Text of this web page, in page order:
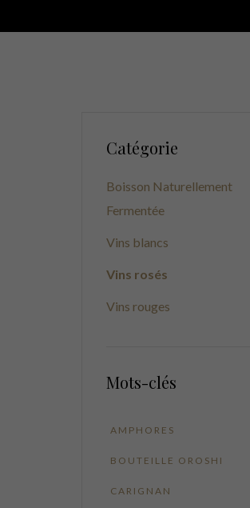
Catégorie
Boisson Naturellement
Fermentée
Vins blancs
Vins rosés
Vins rouges
Mots-clés
AMPHORES
BOUTEILLE OROSHI
CARIGNAN